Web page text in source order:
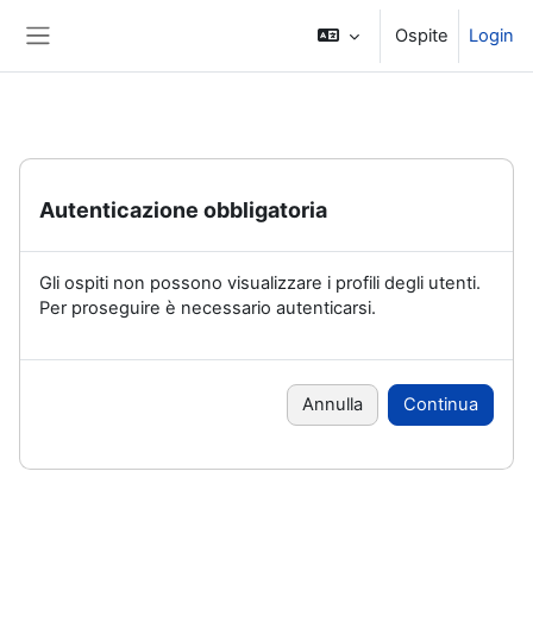
Ospite Login
Autenticazione obbligatoria
Gli ospiti non possono visualizzare i profili degli utenti.
Per proseguire è necessario autenticarsi.
Annulla Continua